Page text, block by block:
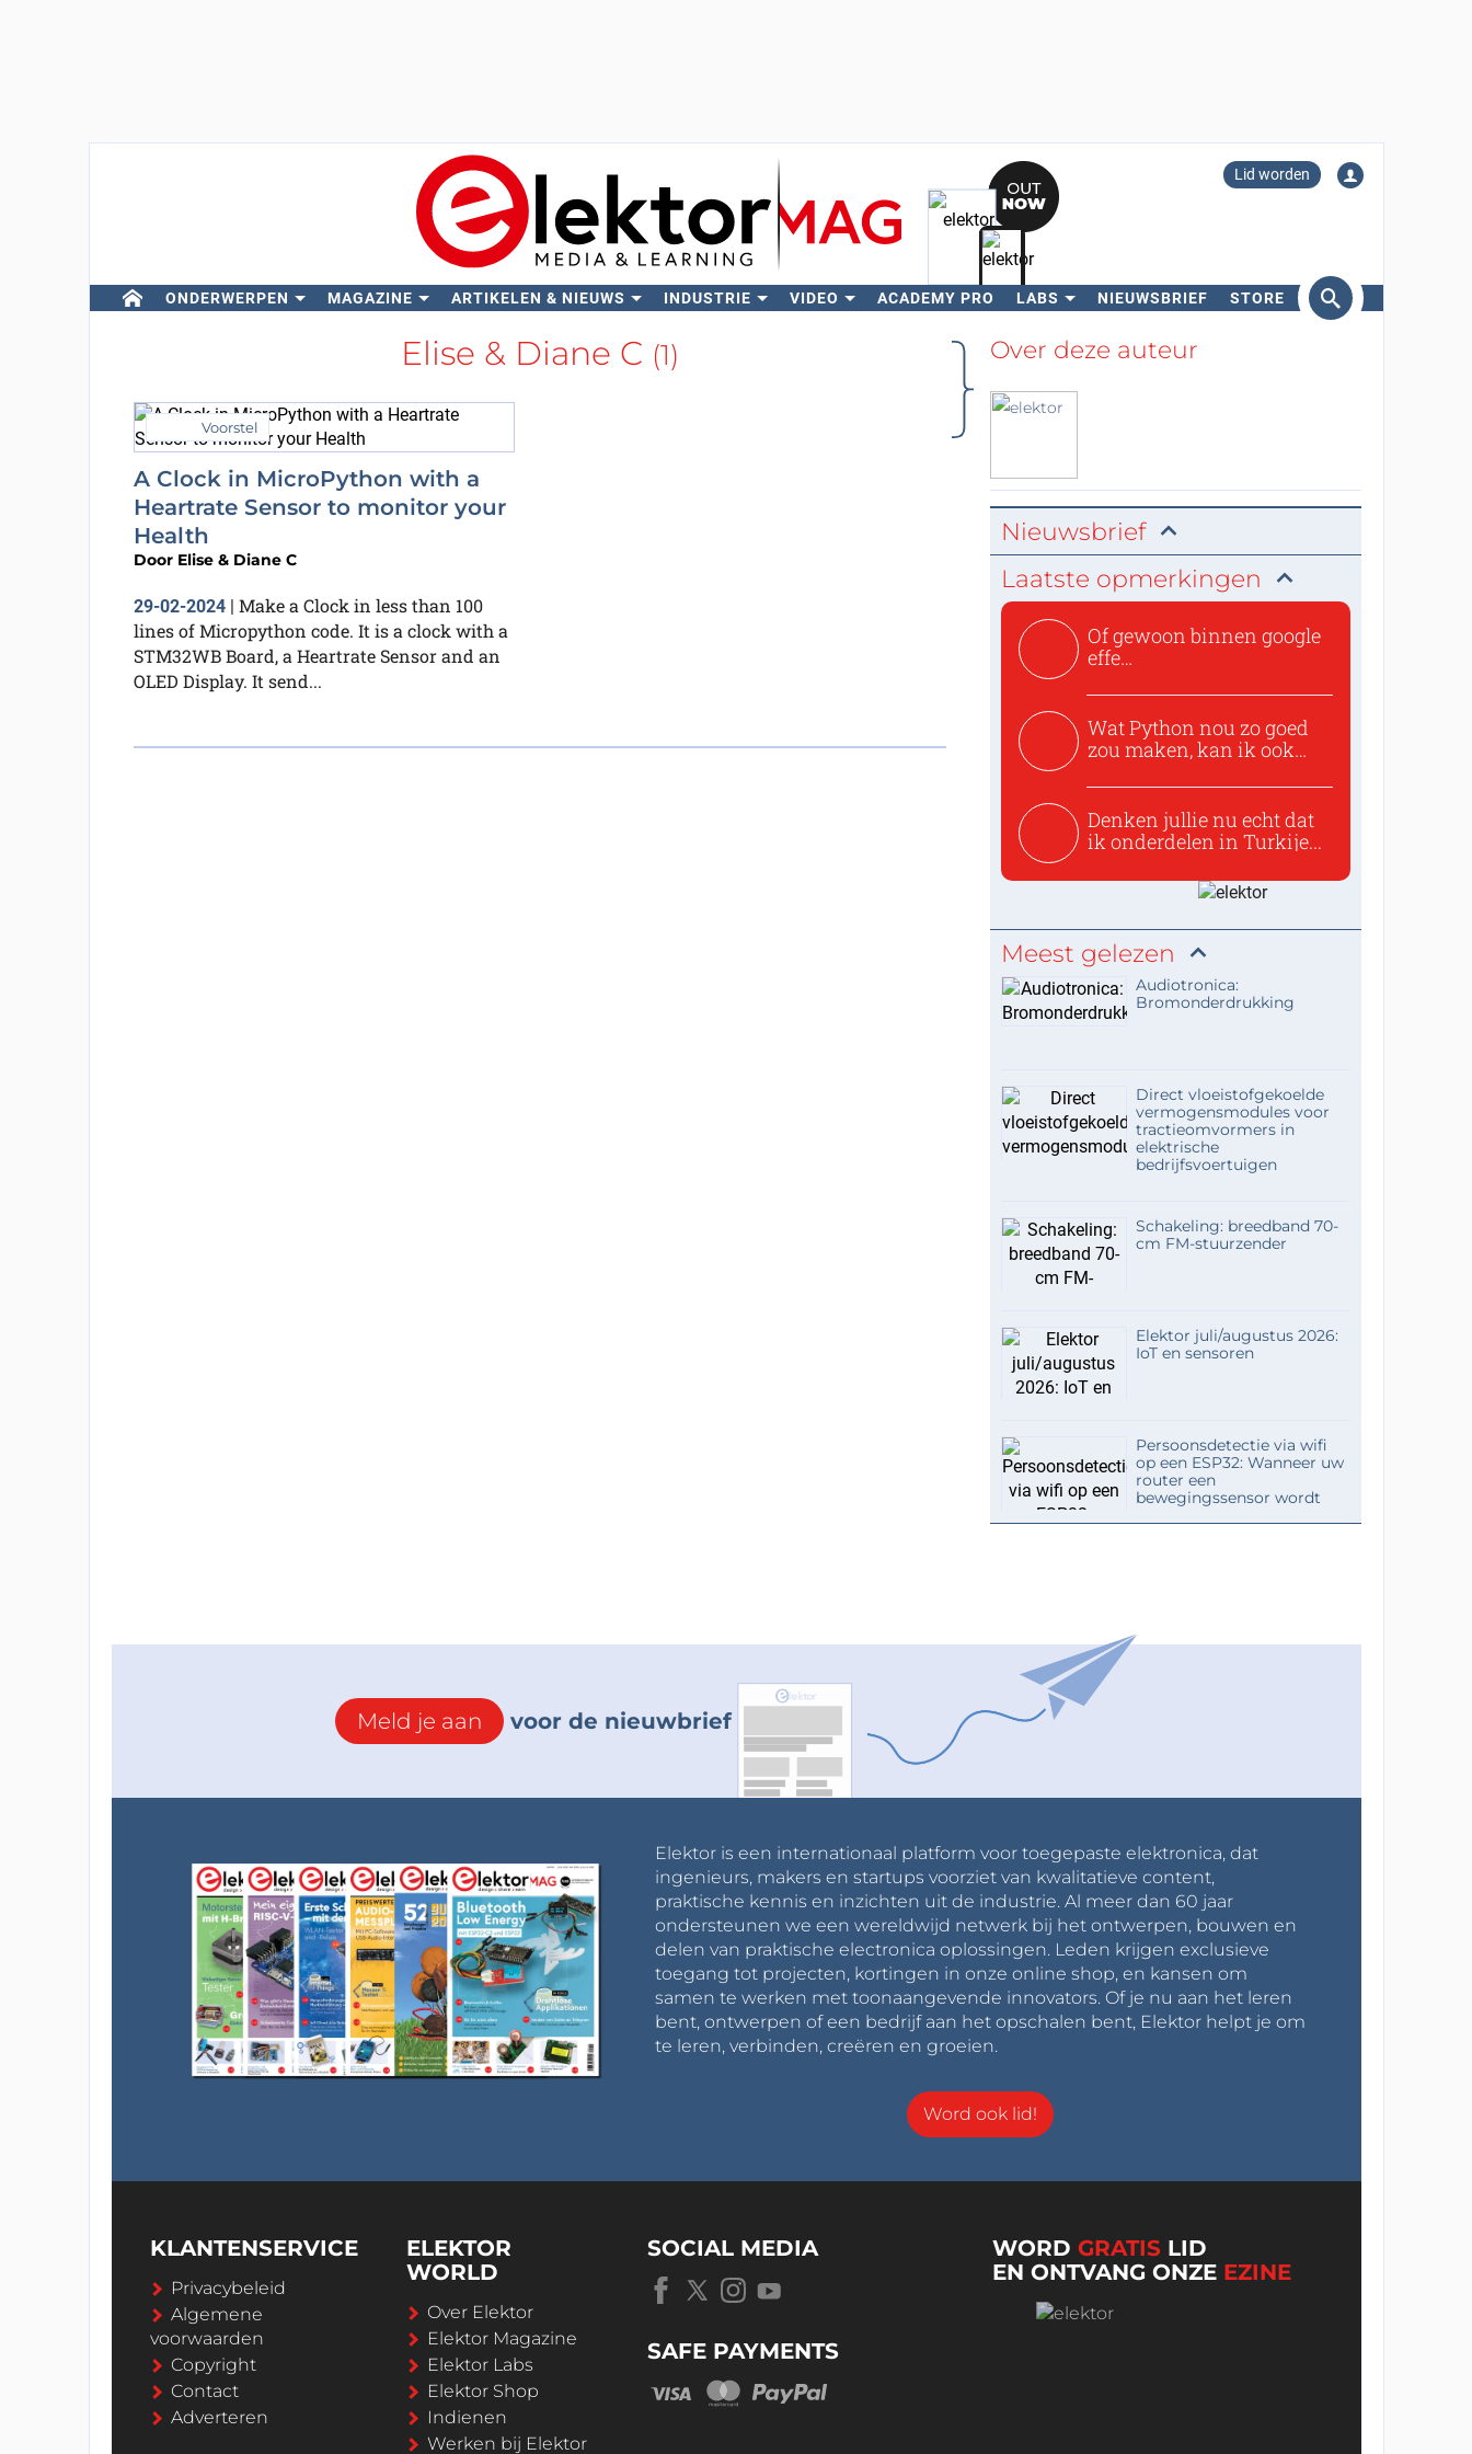
Lid worden
ONDERWERPEN MAGAZINE ARTIKELEN & NIEUWS INDUSTRIE VIDEO ACADEMY PRO LABS NIEUWSBRIEF STORE
Zoeken
Elise & Diane C (1)
Voorstel
A Clock in MicroPython with a
Heartrate Sensor to monitor your
Health
Door Elise & Diane C
29-02-2024| Make a Clock in less than 100
lines of Micropython code. It is a clock with a
STM32WB Board, a Heartrate Sensor and an
OLED Display. It send...
Over deze auteur
Nieuwsbrief
Laatste opmerkingen
Of gewoon binnen google
effe
Wat Python nou zo goed
zou maken, kan ik ook
Denken jullie nu echt dat
ik onderdelen in Turkije...
Meest gelezen
Audiotronica:
Bromonderdrukking
Direct vloeistofgekoelde
vermogensmodules voor
tractieomvormers in
elektrische
bedrijfsvoertuigen
Schakeling: breedband 70-
cm FM-stuurzender
Elektor juli/augustus 2026:
IoT en sensoren
Persoonsdetectie via wifi
op een ESP32: Wanneer uw
router een
bewegingssensor wordt
Meld je aan voor de nieuwbrief
Elektor is een internationaal platform voor toegepaste elektronica, dat
ingenieurs, makers en startups voorziet van kwalitatieve content,
praktische kennis en inzichten uit de industrie. Al meer dan 60 jaar
ondersteunen we een wereldwijd netwerk bij het ontwerpen, bouwen en
delen van praktische electronica oplossingen. Leden krijgen exclusieve
toegang tot projecten, kortingen in onze online shop, en kansen om
samen te werken met toonaangevende innovators. Of je nu aan het leren
bent, ontwerpen of een bedrijf aan het opschalen bent, Elektor helpt je om
te leren, verbinden, creëren en groeien.
Word ook lid!
KLANTENSERVICE
Privacybeleid
Algemene
voorwaarden
Copyright
Contact
Adverteren
ELEKTOR
WORLD
Over Elektor
Elektor Magazine
Elektor Labs
Elektor Shop
Indienen
Werken bij Elektor
SOCIAL MEDIA
SAFE PAYMENTS
WORDGRATIS LID
EN ONTVANG ONZE EZINE